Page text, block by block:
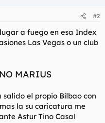
#2
a fuego en esa Index
Las Vegas o un club
MARIUS
el propio Bilbao con
la su caricatura me
Astur Tino Casal